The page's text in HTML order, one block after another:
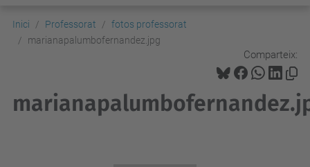
Inici Professorat
fotos professorat
marianapalumbofernandez.jpg
Comparteix: